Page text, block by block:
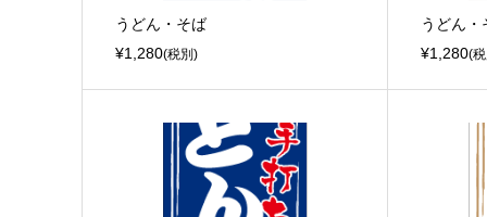
うどん・そば
¥1,280(税別)
うどん・
¥1,280(